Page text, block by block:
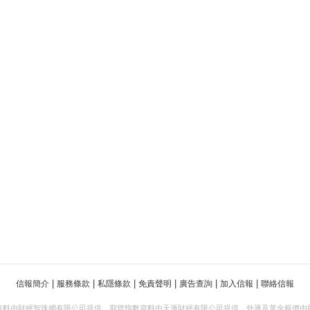
信報簡介 服務條款 私隱條款 免責聲明 廣告查詢 加入信報 聯絡信報
料由財經智珠網有限公司提供。期貨指數資料由天滙財經有限公司提供。外滙及黃金報價由